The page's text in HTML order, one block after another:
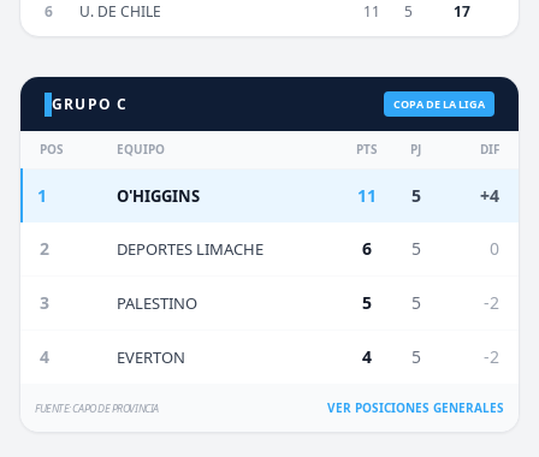
6 U. DE CHILE 11 5 17
GRUPO C COPA DE LA LIGA
POS EQUIPO PTS PJ DIF
1 O'HIGGINS 11 5 +4
2 DEPORTES LIMACHE 6 5 0
3 PALESTINO 5 5 -2
4 EVERTON 4 5 -2
FUENTE: CAPO DE PROVINCIA VER POSICIONES GENERALES